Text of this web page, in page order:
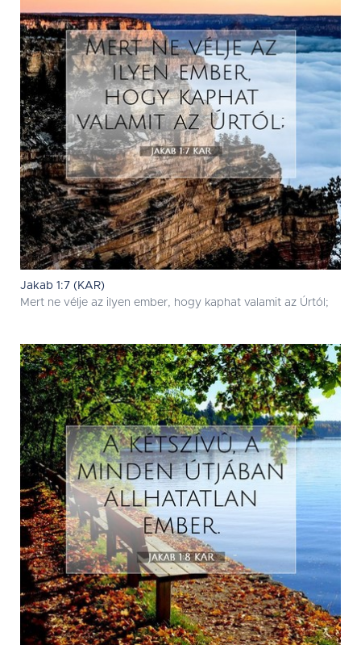
Jakab 1:7 (KAR)
Mert ne vélje az ilyen ember, hogy kaphat valamit az Úrtól;